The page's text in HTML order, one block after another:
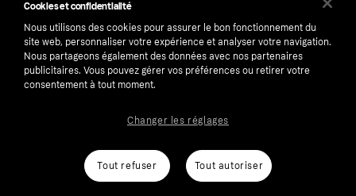
number: 556737-0431
ConditionsCookiesKlarna.com
Cookies et confidentialité
Nous utilisons des cookies pour assurer le bon fonctionnement du
site web, personnaliser votre expérience et analyser votre navigation.
Nous partageons également des données avec nos partenaires
publicitaires. Vous pouvez gérer vos préférences ou retirer votre
consentement à tout moment.
Tout refuser Tout autoriser
Changer les réglages